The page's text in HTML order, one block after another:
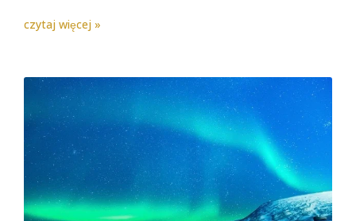
czytaj więcej »